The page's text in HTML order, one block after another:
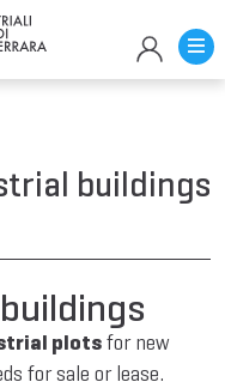
buildings
plotsfor new
for sale or lease.